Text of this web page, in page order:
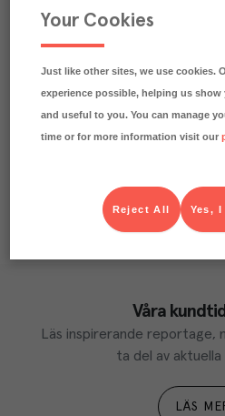
CO₂e/kg
Varje kilo av varan påverkar
Läs mer om hur vi beräknar
Våra
Läs inspirerande
ta del av aktuella
LÄS
Your Cookies
Just like other sites, we use cookies.
experience possible, helping us
and useful to you. You can manage
time or for more information visit our
Yes,
Reject All